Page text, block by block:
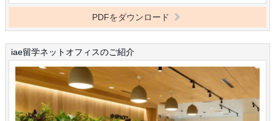
PDFをダウンロード
iae留学ネットオフィスのご紹介